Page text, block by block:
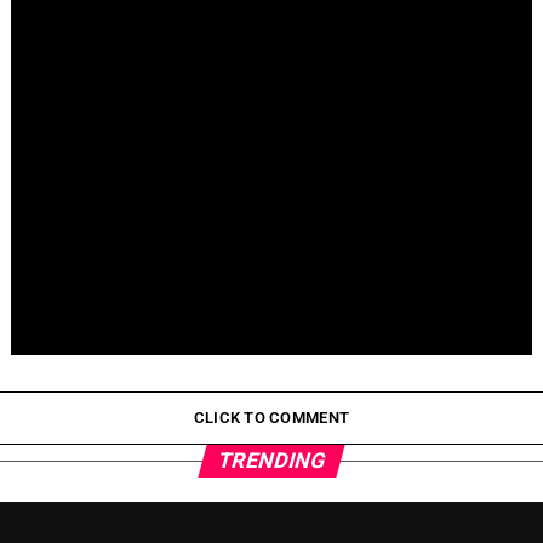
Pepeto Preventa: ¿Por Qué Está Ganando Popularidad?
CLICK TO COMMENT
TRENDING